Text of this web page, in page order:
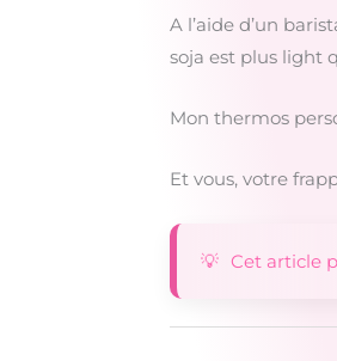
A l’aide d’un
soja est plus light
Mon thermos
Et vous, votre
Cet article